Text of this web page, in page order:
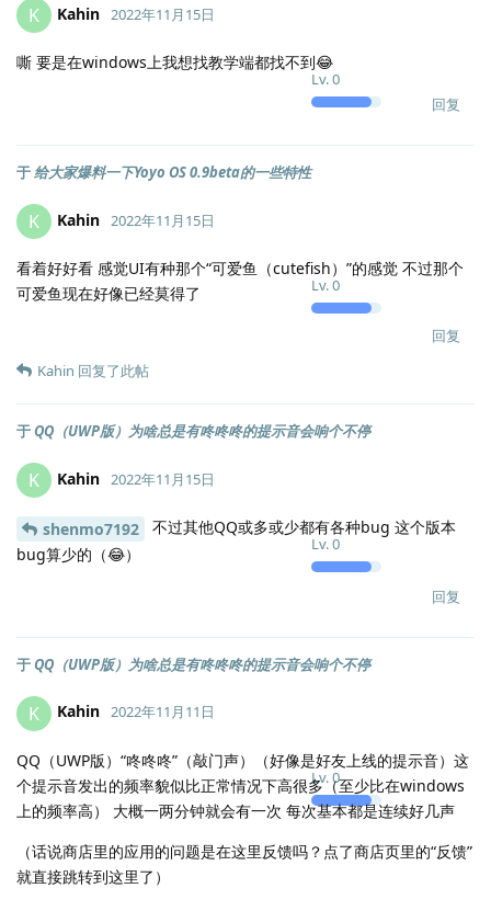
K Kahin
Lv.0
2022年11月15日
嘶 要是在windows上我想找教学端都找不到😂
回复
于给大家爆料一下Yoyo OS 0.9beta的一些特性
K Kahin
Lv.0
2022年11月15日
看着好好看 感觉UI有种那个“可爱鱼（cutefish）”的感觉 不过那个
可爱鱼现在好像已经莫得了
回复
Kahin 回复了此帖
于QQ（UWP版）为啥总是有咚咚咚的提示音会响个不停
K Kahin
Lv.0
2022年11月15日
shenmo7192
不过其他QQ或多或少都有各种bug 这个版本
bug算少的（😂）
回复
于QQ（UWP版）为啥总是有咚咚咚的提示音会响个不停
K Kahin
Lv.0
2022年11月11日
QQ（UWP版）“咚咚咚”（敲门声）（好像是好友上线的提示音）这
个提示音发出的频率貌似比正常情况下高很多（至少比在windows
上的频率高） 大概一两分钟就会有一次 每次基本都是连续好几声
（话说商店里的应用的问题是在这里反馈吗？点了商店页里的“反馈”
就直接跳转到这里了）